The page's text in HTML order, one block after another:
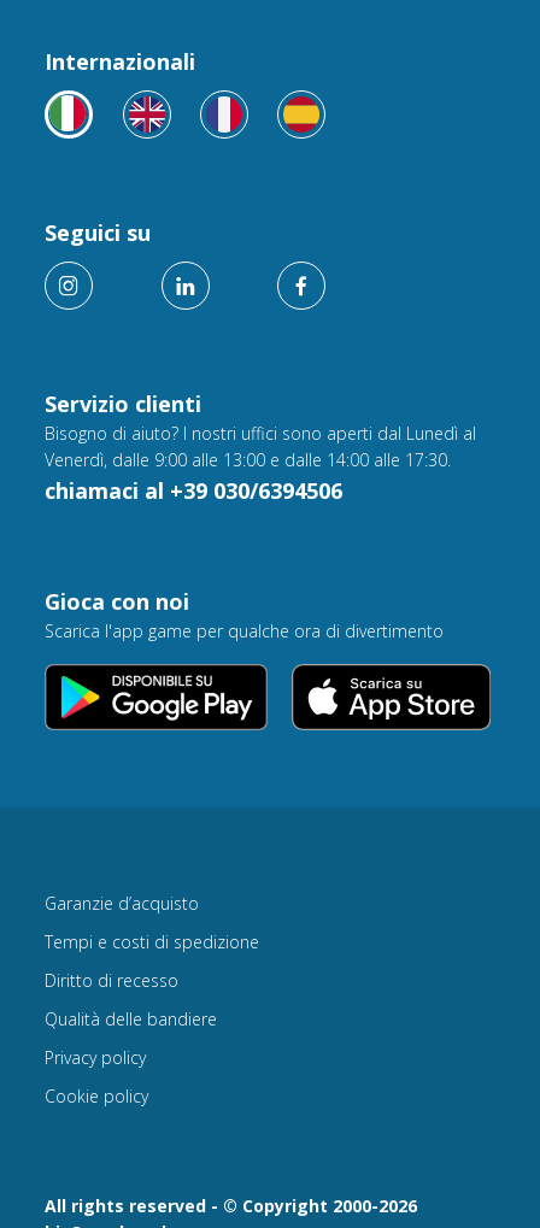
Servizio clienti
Bisogno di aiuto? I nostri uffici sono aperti dal Lunedì al
Venerdì, dalle 9:00 alle 13:00 e dalle 14:00 alle 17:30.
chiamaci al +39 030/6394506
Internazionali
Seguici su
Gioca con noi
Scarica l'app game per qualche ora di divertimento
All rights reserved - © Copyright 2000-2026
Garanzie d’acquisto
Tempi e costi di spedizione
Diritto di recesso
Qualità delle bandiere
Privacy policy
Cookie policy